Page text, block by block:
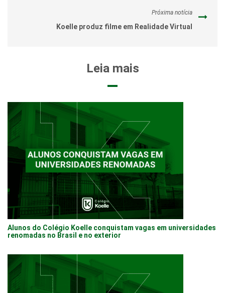
Próxima notícia
Koelle produz filme em Realidade Virtual
Leia mais
Alunos do Colégio Koelle conquistam vagas em universidades
renomadas no Brasil e no exterior